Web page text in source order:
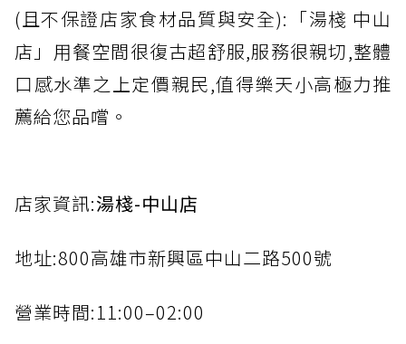
(且不保證店家食材品質與安全):「湯棧 中山
店」用餐空間很復古超舒服,服務很親切,整體
口感水準之上定價親民,值得樂天小高極力推
薦給您品嚐。
店家資訊:湯棧-中山店
地址:800高雄市新興區中山二路500號
營業時間:11:00–02:00